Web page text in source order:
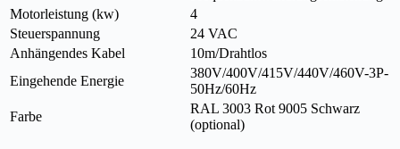
Motorleistung (kw)
4
Steuerspannung
24 VAC
Anhängendes Kabel
10m/Drahtlos
Eingehende Energie
380V/400V/415V/440V/460V-3P-
50Hz/60Hz
Farbe
RAL 3003 Rot 9005 Schwarz
(optional)